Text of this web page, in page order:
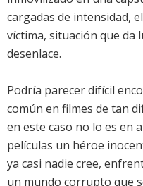
cargadas de intensidad,
víctima, situación que da
desenlace.
Podría parecer difícil
común en filmes de tan
en este caso no lo es en
películas un héroe
ya casi nadie cree,
un mundo corrupto que